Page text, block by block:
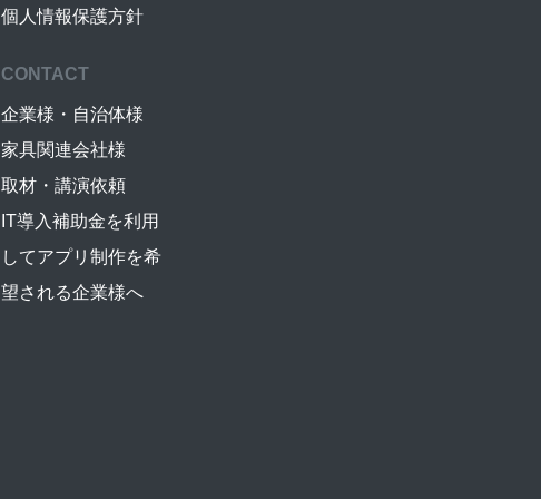
個人情報保護方針
CONTACT
企業様・自治体様
家具関連会社様
取材・講演依頼
IT導入補助金を利用
してアプリ制作を希
望される企業様へ